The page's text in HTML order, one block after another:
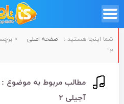
شما اینجا هستید : صفحه اصلی »
۲"
مطالب مربوط به موضوع :
آجیلی ۲